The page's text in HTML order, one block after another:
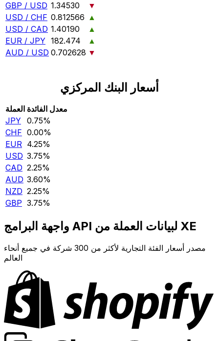
GBP / USD 1.34530
▼
USD / CHF 0.812566 ▲
USD / CAD 1.40190
▲
EUR / JPY 182.474
▲
AUD / USD 0.702628 ▼
أسعار البنك المركزي
العملة معدل الفائدة
JPY 0.75‎%‎
CHF 0.00‎%‎
EUR 4.25‎%‎
USD 3.75‎%‎
CAD 2.25‎%‎
AUD 3.60‎%‎
NZD 2.25‎%‎
GBP 3.75‎%‎
واجهة البرامج API لبيانات العملة من XE
مصدر أسعار الفئة التجارية لأكثر من 300 شركة في جميع أنحاء
العالم